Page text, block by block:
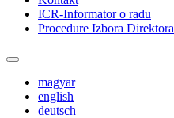
ICR-Informator o radu
Procedure Izbora Direktora
magyar
english
deutsch